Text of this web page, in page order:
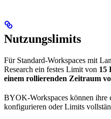
Nutzungslimits
Für Standard-Workspaces mit
Research ein festes Limit von 15
einem rollierenden Zeitraum
BYOK-Workspaces können ihre
konfigurieren oder Limits